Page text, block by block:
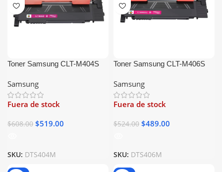
Toner Samsung CLT-M404S
Samsung
Fuera de stock
$608.00 $519.00
SKU: DTS404M
Toner Samsung CLT-M406S
Samsung
Fuera de stock
$524.00 $489.00
SKU: DTS406M